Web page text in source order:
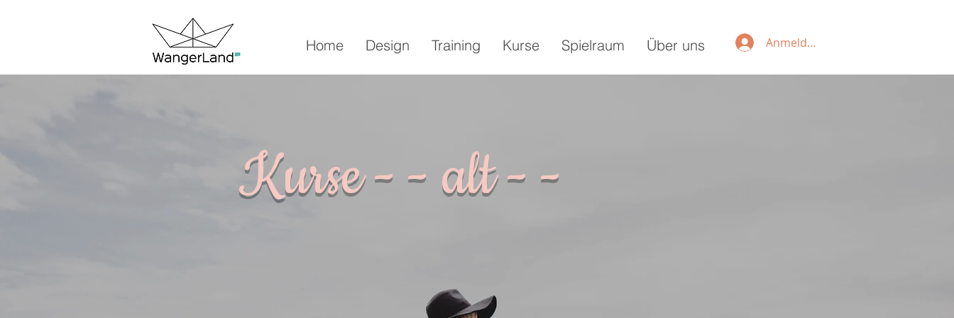
Home Design Training Kurse Spielraum Über uns Anmelden
Kurse - - alt - -